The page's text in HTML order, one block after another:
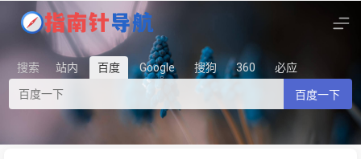
搜索 站内 百度 Google 搜狗 360 必应
百度一下